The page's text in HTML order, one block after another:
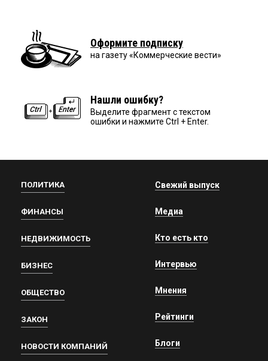
Оформите подписку
на газету «Коммерческие вести»
Нашли ошибку?
Выделите фрагмент с текстом
ошибки и нажмите Ctrl + Enter.
ПОЛИТИКА
ФИНАНСЫ
НЕДВИЖИМОСТЬ
БИЗНЕС
ОБЩЕСТВО
ЗАКОН
НОВОСТИ КОМПАНИЙ
Свежий выпуск
Медиа
Кто есть кто
Интервью
Мнения
Рейтинги
Блоги